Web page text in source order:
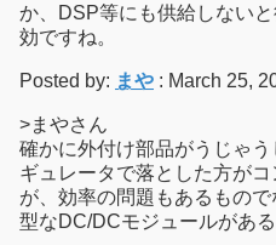
か、DSP等にも供給しない
効ですね。
Posted by: まや : March 25,
>まやさん
確かに外付け部品がうじゃ
ギュレータで落とした方が
が、効率の問題もあるもの
型なDC/DCモジュールがある